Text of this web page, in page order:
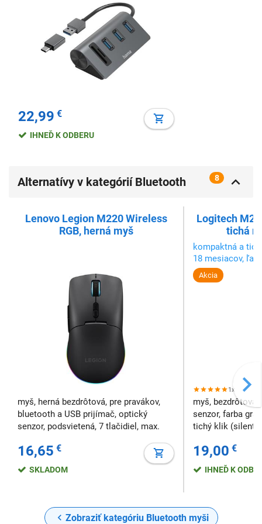
22,99 €
IHNEĎ K ODBERU
Alternatívy v kategórií Bluetooth
8
Lenovo Legion M220 Wireless
RGB, herná myš
myš, herná bezdrôtová, pre pravákov,
bluetooth a USB prijímač, optický
senzor, podsvietená, 7 tlačidiel, max.
16,65 €
SKLADOM
Logitech
tichá
kompaktná a
18 mesiacov,
Akcia
1x
myš,
senzor, farba
tichý klik (silent
19,00 €
IHNEĎ K
Zobraziť kategóriu Bluetooth myši